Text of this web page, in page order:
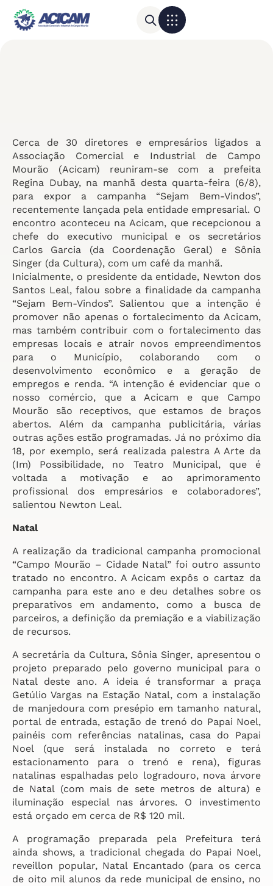
Cerca de 30 diretores e empresários ligados a
Associação Comercial e Industrial de Campo
Mourão (Acicam) reuniram-se com a prefeita
Regina Dubay, na manhã desta quarta-feira (6/8),
para expor a campanha “Sejam Bem-Vindos”,
recentemente lançada pela entidade empresarial. O
encontro aconteceu na Acicam, que recepcionou a
chefe do executivo municipal e os secretários
Carlos Garcia (da Coordenação Geral) e Sônia
Singer (da Cultura), com um café da manhã.
Inicialmente, o presidente da entidade, Newton dos
Santos Leal, falou sobre a finalidade da campanha
“Sejam Bem-Vindos”. Salientou que a intenção é
promover não apenas o fortalecimento da Acicam,
mas também contribuir com o fortalecimento das
empresas locais e atrair novos empreendimentos
para o Município, colaborando com o
desenvolvimento econômico e a geração de
empregos e renda. “A intenção é evidenciar que o
nosso comércio, que a Acicam e que Campo
Mourão são receptivos, que estamos de braços
abertos. Além da campanha publicitária, várias
outras ações estão programadas. Já no próximo dia
18, por exemplo, será realizada palestra A Arte da
(Im) Possibilidade, no Teatro Municipal, que é
voltada a motivação e ao aprimoramento
profissional dos empresários e colaboradores”,
salientou Newton Leal.
Natal
A realização da tradicional campanha promocional
“Campo Mourão – Cidade Natal” foi outro assunto
tratado no encontro. A Acicam expôs o cartaz da
campanha para este ano e deu detalhes sobre os
preparativos em andamento, como a busca de
parceiros, a definição da premiação e a viabilização
de recursos.
A secretária da Cultura, Sônia Singer, apresentou o
projeto preparado pelo governo municipal para o
Natal deste ano. A ideia é transformar a praça
Getúlio Vargas na Estação Natal, com a instalação
de manjedoura com presépio em tamanho natural,
portal de entrada, estação de trenó do Papai Noel,
painéis com referências natalinas, casa do Papai
Noel (que será instalada no correto e terá
estacionamento para o trenó e rena), figuras
natalinas espalhadas pelo logradouro, nova árvore
de Natal (com mais de sete metros de altura) e
iluminação especial nas árvores. O investimento
está orçado em cerca de R$ 120 mil.
A programação preparada pela Prefeitura terá
ainda shows, a tradicional chegada do Papai Noel,
reveillon popular, Natal Encantado (para os cerca
de oito mil alunos da rede municipal de ensino, no